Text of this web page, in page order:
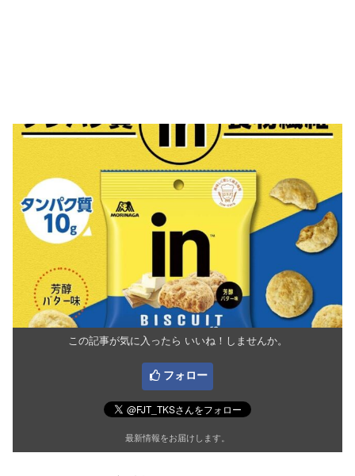
この記事が気に入ったら いいね！しませんか。
フォロー
最新情報をお届けします。